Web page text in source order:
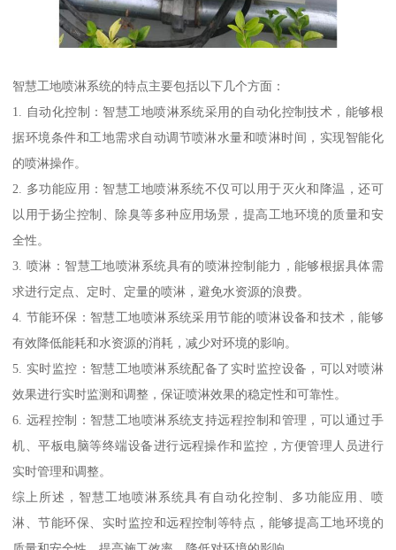
智慧工地喷淋系统的特点主要包括以下几个方面：
1. 自动化控制：智慧工地喷淋系统采用的自动化控制技术，能够根
据环境条件和工地需求自动调节喷淋水量和喷淋时间，实现智能化
的喷淋操作。
2. 多功能应用：智慧工地喷淋系统不仅可以用于灭火和降温，还可
以用于扬尘控制、除臭等多种应用场景，提高工地环境的质量和安
全性。
3. 喷淋：智慧工地喷淋系统具有的喷淋控制能力，能够根据具体需
求进行定点、定时、定量的喷淋，避免水资源的浪费。
4. 节能环保：智慧工地喷淋系统采用节能的喷淋设备和技术，能够
有效降低能耗和水资源的消耗，减少对环境的影响。
5. 实时监控：智慧工地喷淋系统配备了实时监控设备，可以对喷淋
效果进行实时监测和调整，保证喷淋效果的稳定性和可靠性。
6. 远程控制：智慧工地喷淋系统支持远程控制和管理，可以通过手
机、平板电脑等终端设备进行远程操作和监控，方便管理人员进行
实时管理和调整。
综上所述，智慧工地喷淋系统具有自动化控制、多功能应用、喷
淋、节能环保、实时监控和远程控制等特点，能够提高工地环境的